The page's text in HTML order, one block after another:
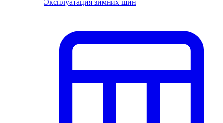
Эксплуатация зимних шин